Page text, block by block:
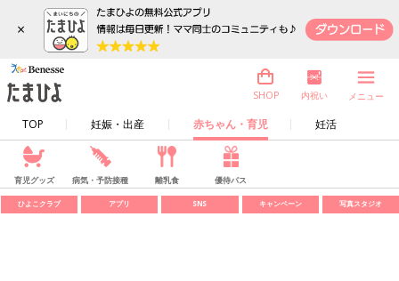
×
TOP 妊娠・出産 赤ちゃん・育児 妊活
SHOP 内祝い メニュー
育児グッズ 病気・予防接種 離乳食 優待パス
ひよこクラブ アプリ SNS キャンペーン 写真スタジオ